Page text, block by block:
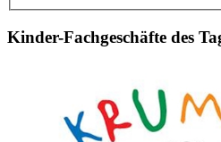
Kinder-Fachgeschäfte des